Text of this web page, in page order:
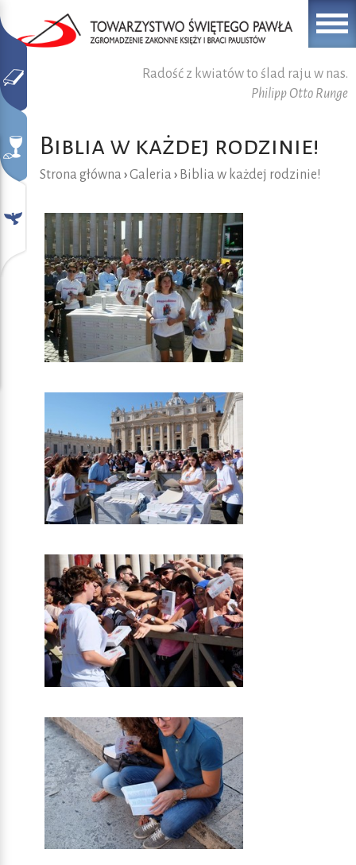
Radość z kwiatów to ślad raju w nas.
Philipp Otto Runge
Biblia w każdej rodzinie!
Strona główna ›Galeria › Biblia w każdej rodzinie!